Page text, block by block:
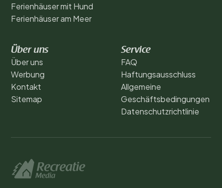
Ferienhäuser mit Hund
Ferienhäuser am Meer
Über uns
Über uns
Werbung
Kontakt
Sitemap
Service
FAQ
Haftungsausschluss
Allgemeine
Geschäftsbedingungen
Datenschutzrichtlinie